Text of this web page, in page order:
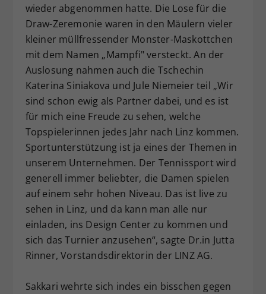
wieder abgenommen hatte. Die Lose für die
Draw-Zeremonie waren in den Mäulern vieler
kleiner müllfressender Monster-Maskottchen
mit dem Namen „Mampfi" versteckt. An der
Auslosung nahmen auch die Tschechin
Katerina Siniakova und Jule Niemeier teil „Wir
sind schon ewig als Partner dabei, und es ist
für mich eine Freude zu sehen, welche
Topspielerinnen jedes Jahr nach Linz kommen.
Sportunterstützung ist ja eines der Themen in
unserem Unternehmen. Der Tennissport wird
generell immer beliebter, die Damen spielen
auf einem sehr hohen Niveau. Das ist live zu
sehen in Linz, und da kann man alle nur
einladen, ins Design Center zu kommen und
sich das Turnier anzusehen“, sagte Dr.in Jutta
Rinner, Vorstandsdirektorin der LINZ AG.
Sakkari wehrte sich indes ein bisschen gegen